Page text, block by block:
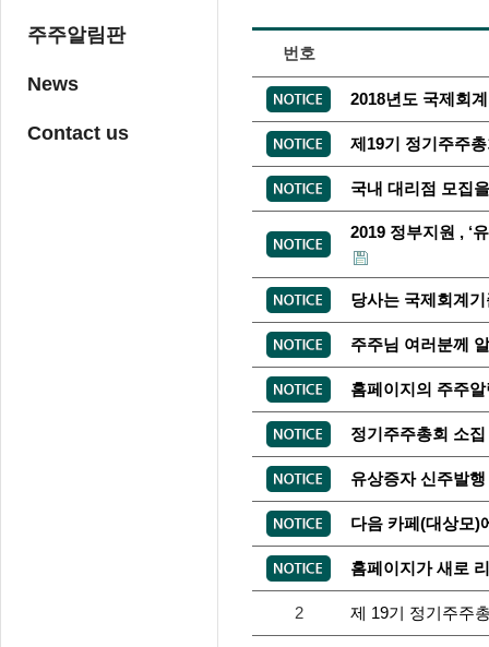
주주알림판
News
Contact us
번호
2018년도 국제회
제19기 정기주주
국내 대리점 모집
2019 정부지원 , ‘
당사는 국제회계
주주님 여러분께
홈페이지의 주주
정기주주총회 소
유상증자 신주발
다음 카페(대상모)
홈페이지가 새로
2 제 19기 정기주주